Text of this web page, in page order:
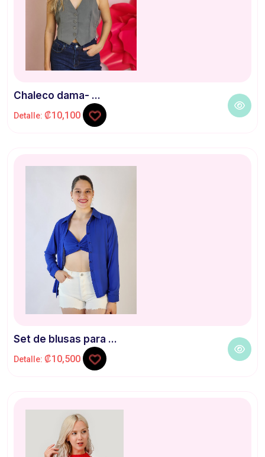
Chaleco dama- ...
Detalle: ₡10,100
Set de blusas para ...
Detalle: ₡10,500